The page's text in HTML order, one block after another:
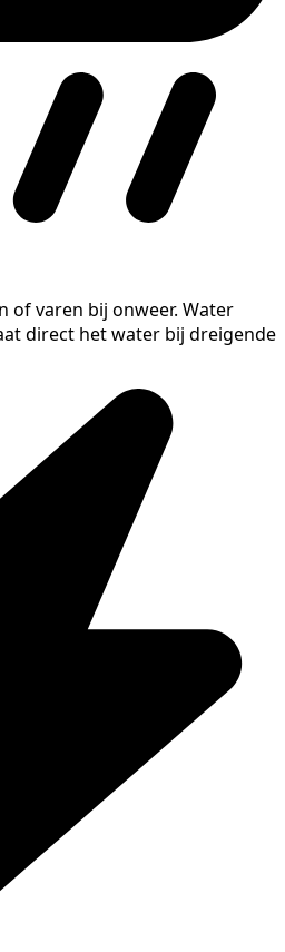
of varen bij onweer. Water
direct het water bij dreigende